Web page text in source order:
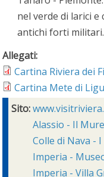
nel verde di larici
antichi forti militari.
Allegati:
Cartina Riviera dei
Cartina Mete di
Sito:
Alassio - Il
Colle di Nava -
Imperia -
Imperia - Villa